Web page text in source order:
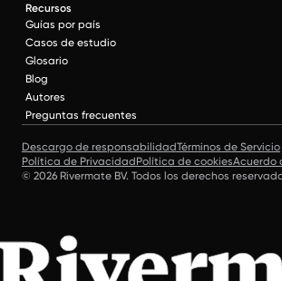
Recursos
Guías por país
Casos de estudio
Glosario
Blog
Autores
Preguntas frecuentes
Descargo de responsabilidadTérminos de Servicio
Política de PrivacidadPolítica de cookiesAcuerdo
© 2026 Rivermate BV. Todos los derechos